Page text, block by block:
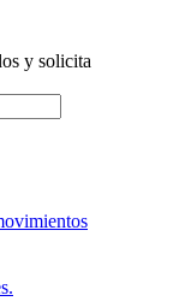
y solicita